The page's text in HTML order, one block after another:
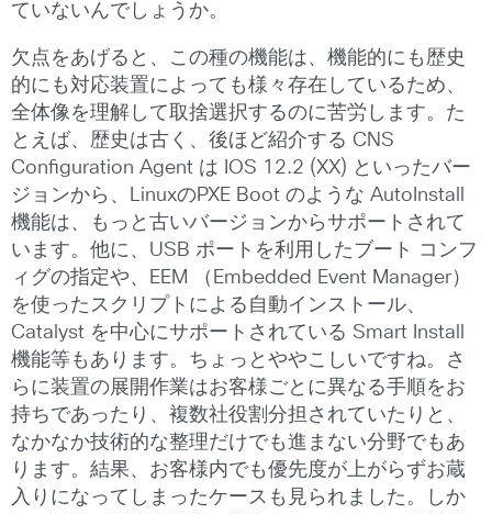
ていないんでしょうか。
欠点をあげると、この種の機能は、機能的にも歴史
的にも対応装置によっても様々存在しているため、
全体像を理解して取捨選択するのに苦労します。た
とえば、歴史は古く、後ほど紹介する CNS
Configuration Agent は IOS 12.2 (XX) といったバー
ジョンから、LinuxのPXE Boot のような AutoInstall
機能は、もっと古いバージョンからサポートされて
います。他に、USB ポートを利用したブート コンフ
ィグの指定や、EEM （Embedded Event Manager）
を使ったスクリプトによる自動インストール、
Catalyst を中心にサポートされている Smart Install
機能等もあります。ちょっとややこしいですね。さ
らに装置の展開作業はお客様ごとに異なる手順をお
持ちであったり、複数社役割分担されていたりと、
なかなか技術的な整理だけでも進まない分野でもあ
ります。結果、お客様内でも優先度が上がらずお蔵
入りになってしまったケースも見られました。しか